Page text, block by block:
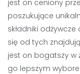
jest on ceniony
poszukujące
składniki
się od tych
jest on bogatszy w
go lepszym